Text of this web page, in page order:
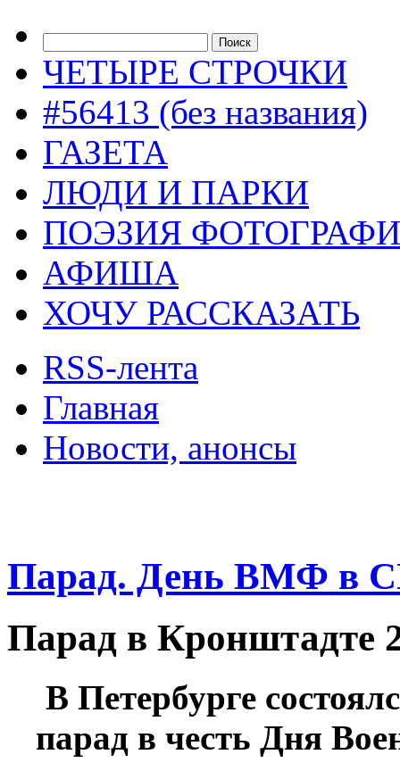
ЧЕТЫРЕ СТРОЧКИ
#56413 (без названия)
ГАЗЕТА
ЛЮДИ И ПАРКИ
ПОЭЗИЯ
АФИША
ХОЧУ РАССКАЗАТЬ
RSS-лента
Главная
Новости, анонсы
Парад. День ВМФ в
Парад в Кронштадте
В Петербурге
парад в честь Дня